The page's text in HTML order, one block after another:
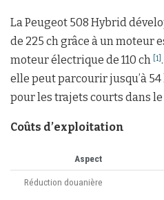
La Peugeot 508 Hybrid
de 225 ch grâce à un moteur
moteur électrique de 110 ch [1]
elle peut parcourir jusqu’à 54
pour les trajets courts dans
Coûts d’exploitation
Aspect
Réduction douanière